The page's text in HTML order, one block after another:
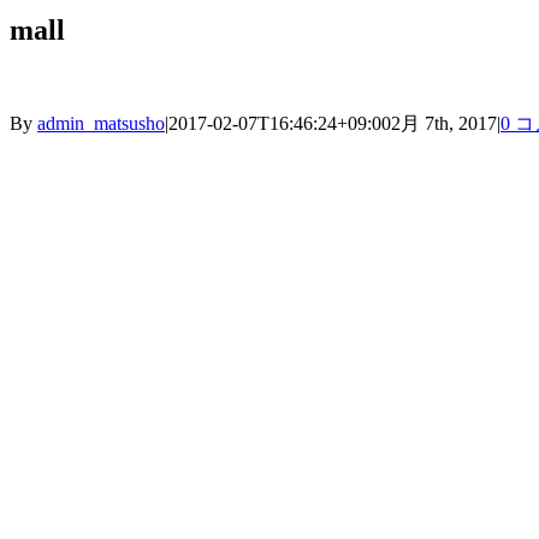
mall
By admin_matsusho|2017-02-07T16:46:24+09:002月 7th, 2017|0 コ